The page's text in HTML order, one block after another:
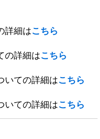
詳細はこちら
の詳細はこちら
いての詳細はこちら
いての詳細はこちら